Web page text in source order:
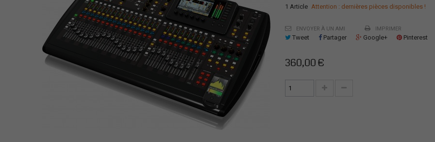
1 Article Attention : dernières pièces disponibles !
ENVOYER À UN AMI IMPRIMER
Tweet Partager Google+ Pinterest
360,00 €